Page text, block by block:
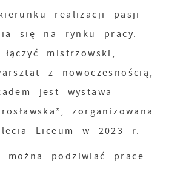
realizacji pasji
się na rynku pracy.
mistrzowski,
z nowoczesnością,
jest wystawa
zorganizowana
Liceum w 2023 r.
można podziwiać prace